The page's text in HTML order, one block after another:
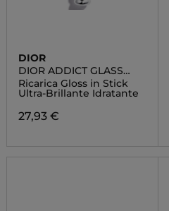
DIOR
DIOR ADDICT GLASS
LIPSTICK
Ricarica Gloss in Stick
Ultra-Brillante Idratante
27,93 €